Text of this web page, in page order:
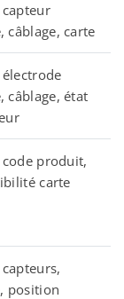
câblage, carte
câblage, état
produit,
carte
position